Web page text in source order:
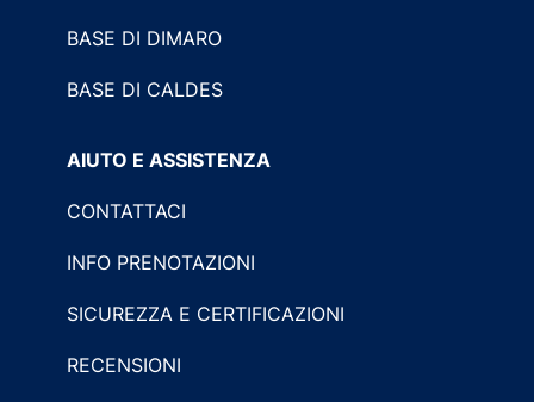
BASE DI DIMARO
BASE DI CALDES
AIUTO E ASSISTENZA
CONTATTACI
INFO PRENOTAZIONI
SICUREZZA E CERTIFICAZIONI
RECENSIONI